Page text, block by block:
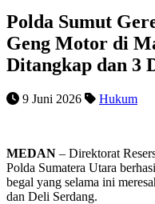
Polda Sumut
Geng Motor di
Ditangkap dan 3
9 Juni 2026 Hukum
MEDAN – Direktorat
Polda Sumatera Utara
begal yang selama ini
dan Deli Serdang.